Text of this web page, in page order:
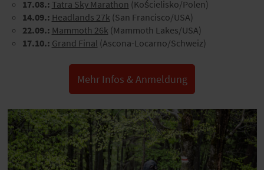
17.08.: Tatra Sky Marathon (Kościelisko/Polen)
14.09.: Headlands 27k (San Francisco/USA)
22.09.: Mammoth 26k (Mammoth Lakes/USA)
17.10.: Grand Final (Ascona-Locarno/Schweiz)
Mehr Infos & Anmeldung